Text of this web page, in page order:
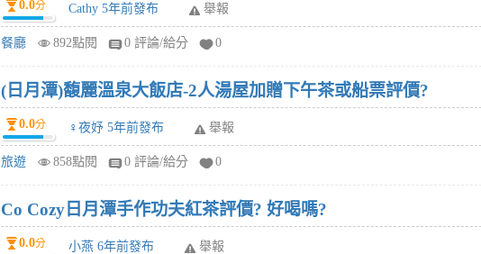
0.0分 Cathy 5年前發布 舉報
餐廳 892點閱 0 評論/給分 0
(日月潭)馥麗溫泉大飯店-2人湯屋加贈下午茶或船票評價?
0.0分 ♀夜妤 5年前發布 舉報
旅遊 858點閱 0 評論/給分 0
Co Cozy日月潭手作功夫紅茶評價? 好喝嗎?
0.0分 小燕 6年前發布 舉報